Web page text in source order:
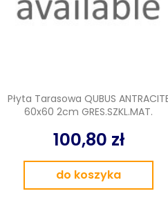
Płyta Tarasowa QUBUS
60x60 2cm GRES.SZKL.MAT.
100,80 zł
do koszyka